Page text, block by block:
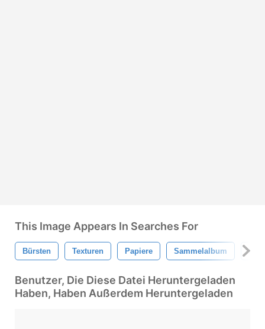
This Image Appears In Searches For
Bürsten Texturen Papiere Sammelalbum
Benutzer, Die Diese Datei Heruntergeladen
Haben, Haben Außerdem Heruntergeladen